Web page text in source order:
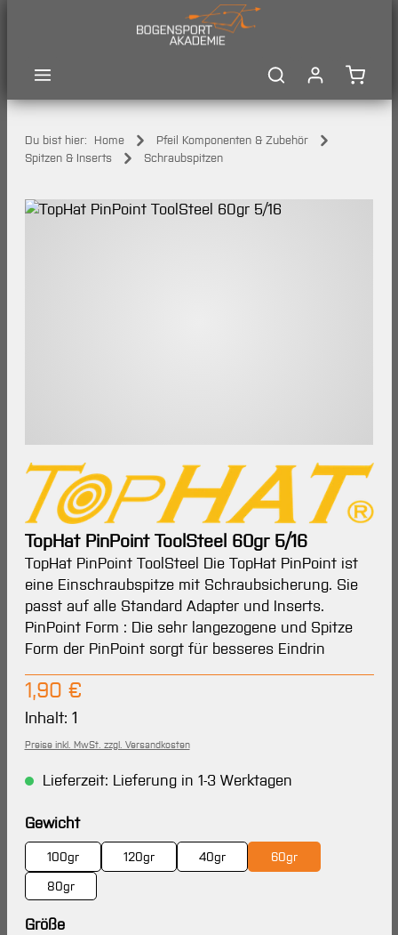
Du bist hier: Home
Pfeil Komponenten & Zubehör
Spitzen & Inserts
Schraubspitzen
Bildergalerie überspringen
TopHat PinPoint ToolSteel 60gr 5/16
TopHat PinPoint ToolSteel Die TopHat PinPoint ist
eine Einschraubspitze mit Schraubsicherung. Sie
passt auf alle Standard Adapter und Inserts.
PinPoint Form : Die sehr langezogene und Spitze
Form der PinPoint sorgt für besseres Eindrin
Regulärer Preis:
1,90 €
Inhalt: 1
Preise inkl. MwSt. zzgl. Versandkosten
Lieferzeit: Lieferung in 1-3 Werktagen
Gewichtauswählen
100gr 120gr 40gr
60gr
80gr
Größeauswählen